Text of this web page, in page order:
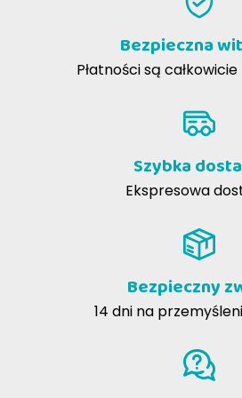
Składniki analityczne
Dodatki (kg): Dodatki
filozofię
Wszystkie zalety
Bezpieczna
Płatności są
Szybka
Ekspresowa
Bezpieczny
14 dni na